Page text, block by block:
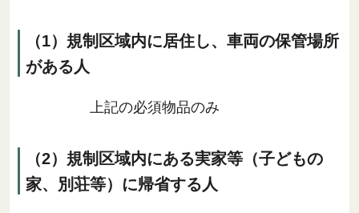
（1）規制区域内に居住し、車両の保管場所
がある人
上記の必須物品のみ
（2）規制区域内にある実家等（子どもの
家、別荘等）に帰省する人